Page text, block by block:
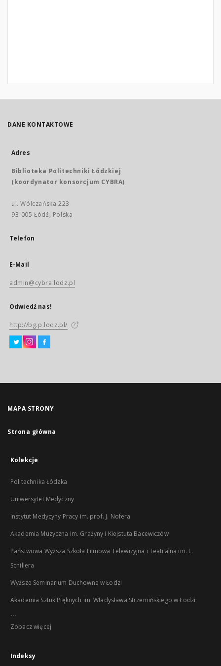
DANE KONTAKTOWE
Adres
Biblioteka Politechniki Łódzkiej
(koordynator konsorcjum CYBRA)
ul. Wólczańska 223
93-005 Łódź, Polska
Telefon
E-Mail
admin@cybra.lodz.pl
Odwiedź nas!
http://bg.p.lodz.pl/
MAPA STRONY
Strona główna
Kolekcje
Politechnika Łódzka
Uniwersytet Medyczny
Instytut Medycyny Pracy im. prof. J. Nofera
Akademia Muzyczna im. Grażyny i Kiejstuta Bacewiczów
Państwowa Wyższa Szkoła Filmowa Telewizyjna i Teatralna im. L.
Schillera
Wyższe Seminarium Duchowne w Łodzi
Akademia Sztuk Pięknych im. Władysława Strzemińskiego w Łodzi
...
Zobacz więcej
Indeksy